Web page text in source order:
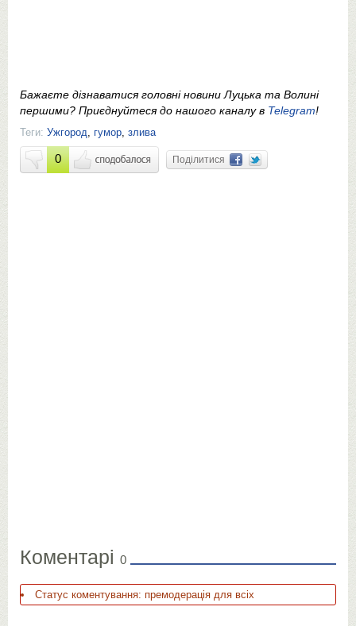
Бажаєте дізнаватися головні новини Луцька та Волині
першими? Приєднуйтеся до нашого каналу в Telegram!
Теги: Ужгород, гумор, злива
0 Поділитися
Коментарі 0
Статус коментування: премодерація для всіх